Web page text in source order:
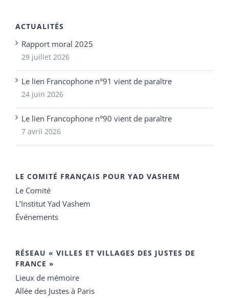
ACTUALITÉS
Rapport moral 2025
29 juillet 2026
Le lien Francophone n°91 vient de paraître
24 juin 2026
Le lien Francophone n°90 vient de paraître
7 avril 2026
LE COMITÉ FRANÇAIS POUR YAD VASHEM
Le Comité
L’Institut Yad Vashem
Événements
RÉSEAU « VILLES ET VILLAGES DES JUSTES DE
FRANCE »
Lieux de mémoire
Allée des Justes à Paris